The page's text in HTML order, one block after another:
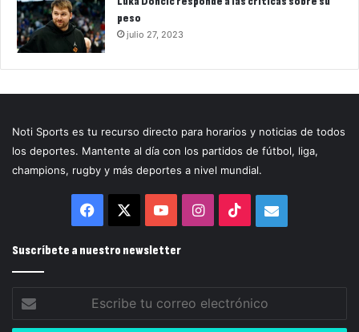
peso
julio 27, 2023
Noti Sports es tu recurso directo para horarios y noticias de todos
los deportes. Mantente al día con los partidos de fútbol, liga,
champions, rugby y más deportes a nivel mundial.
Facebook YouTubeInstagram
TikTokCorreo
Suscríbete a nuestro newsletter
correo